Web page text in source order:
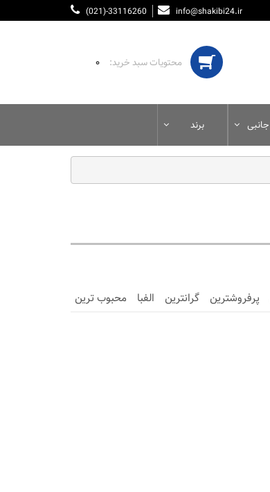
(021)-33116260 info@shakibi24.ir
۰
جانبی برند
پرفروشترین گرانترین الفبا محبوب ترین